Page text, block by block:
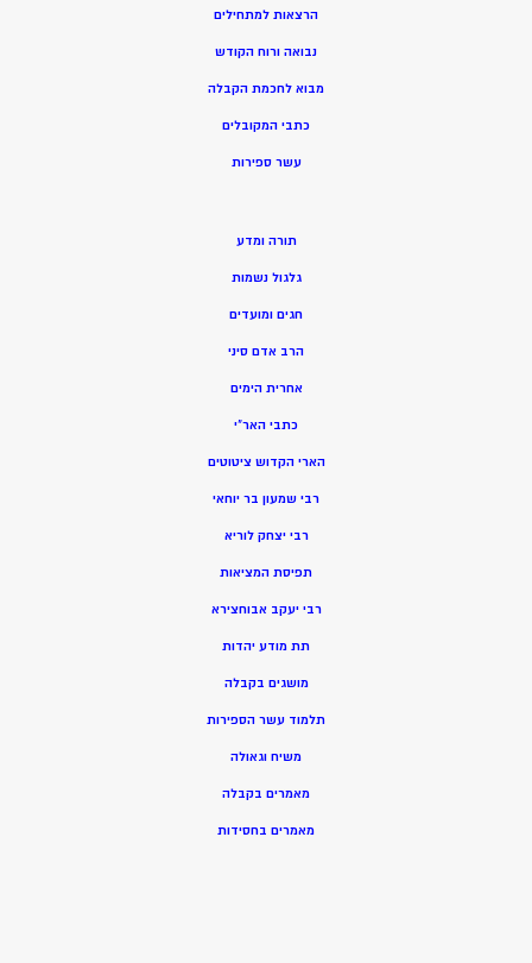
הרצאות למתחילים
נבואה ורוח הקודש
מבוא לחכמת הקבלה
כתבי המקובלים
עשר ספירות
תורה ומדע
גלגול נשמות
חגים ומועדים
הרב אדם סיני
אחרית הימים
כתבי האר”י
הארי הקדוש ציטוטים
רבי שמעון בר יוחאי
רבי יצחק לוריא
תפיסת המציאות
רבי יעקב אבוחצירא
תת מודע יהדות
מושגים בקבלה
תלמוד עשר הספירות
משיח וגאולה
מאמרים בקבלה
מאמרים בחסידות